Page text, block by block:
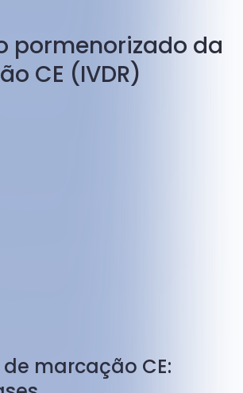
pormenorizado da
CE (IVDR)
de marcação CE: